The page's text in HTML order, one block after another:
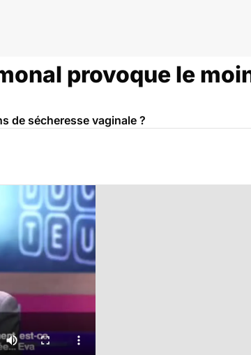
provoque le
de sécheresse vaginale ?